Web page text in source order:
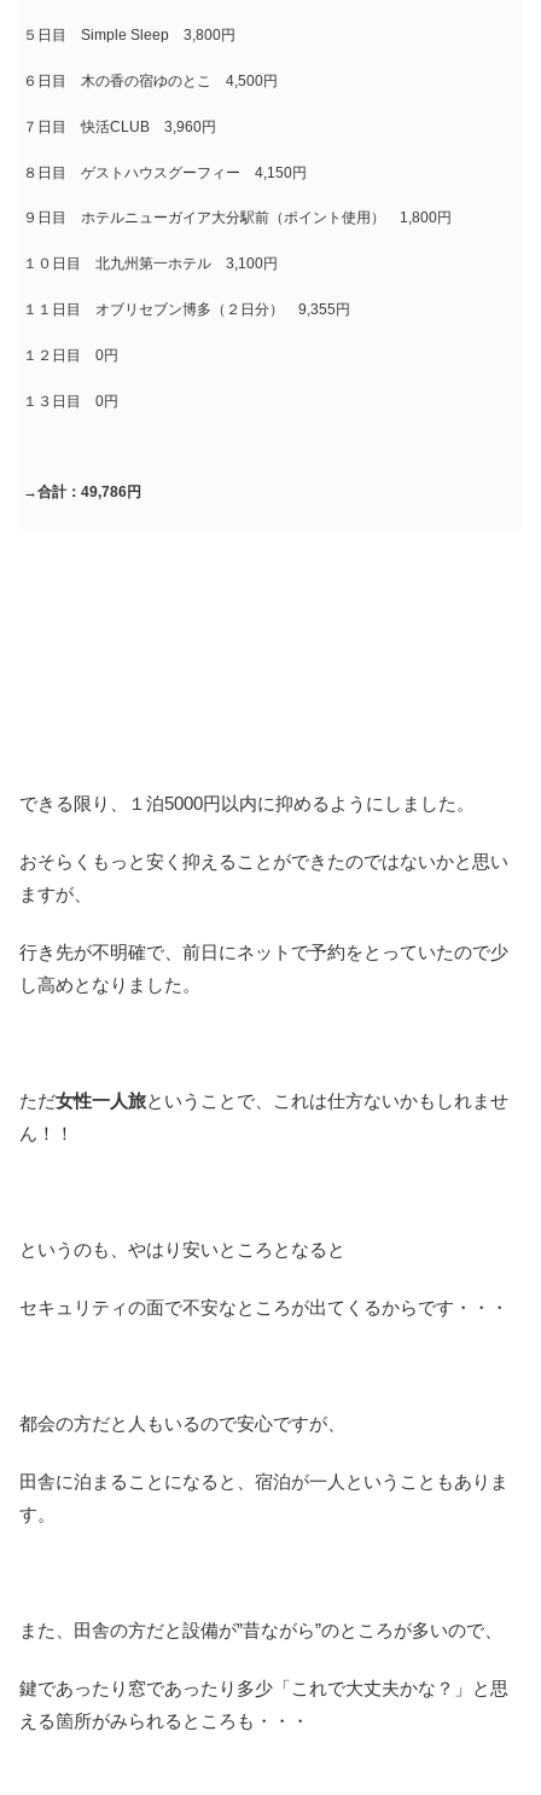
５日目 Simple Sleep 3,800円
６日目 木の香の宿ゆのとこ 4,500円
７日目 快活CLUB 3,960円
８日目 ゲストハウスグーフィー 4,150円
９日目 ホテルニューガイア大分駅前（ポイント使用） 1,800円
１０日目 北九州第一ホテル 3,100円
１１日目 オブリセブン博多（２日分） 9,355円
１２日目 0円
１３日目 0円
→合計：49,786円
できる限り、１泊5000円以内に抑めるようにしました。
おそらくもっと安く抑えることができたのではないかと思い
ますが、
行き先が不明確で、前日にネットで予約をとっていたので少
し高めとなりました。
ただ女性一人旅ということで、これは仕方ないかもしれませ
ん！！
というのも、やはり安いところとなると
セキュリティの面で不安なところが出てくるからです・・・
都会の方だと人もいるので安心ですが、
田舎に泊まることになると、宿泊が一人ということもありま
す。
また、田舎の方だと設備が”昔ながら”のところが多いので、
鍵であったり窓であったり多少「これで大丈夫かな？」と思
える箇所がみられるところも・・・